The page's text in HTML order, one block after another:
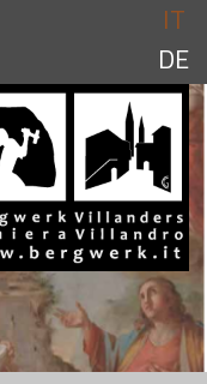
IT
DE